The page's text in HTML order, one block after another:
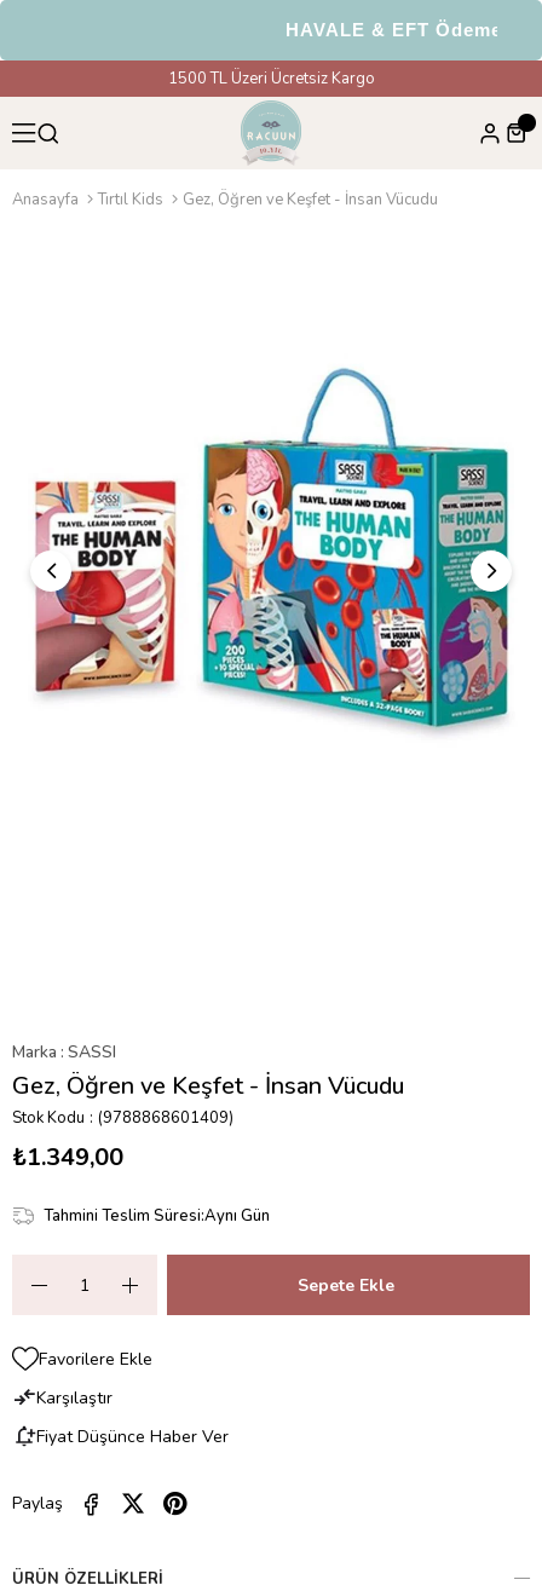
HAVALE & EFT
1500 TL Üzeri Ücretsiz Kargo
Anasayfa Tırtıl Kids Gez, Öğren ve Keşfet - İnsan Vücudu
Marka : SASSI
Gez, Öğren ve Keşfet - İnsan Vücudu
Stok Kodu (9788868601409)
₺1.349,00
Tahmini Teslim Süresi:Aynı Gün
Favorilere Ekle
Karşılaştır
Fiyat Düşünce Haber Ver
Paylaş
ÜRÜN ÖZELLIKLERI